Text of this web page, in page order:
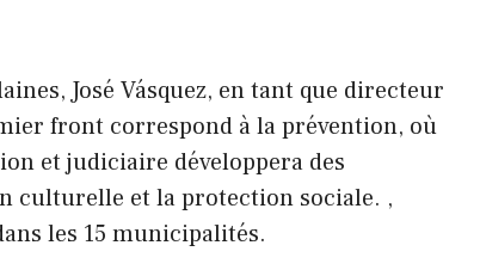
José Vásquez, en tant que directeur
front correspond à la prévention, où
et judiciaire développera des
culturelle et la protection sociale. ,
les 15 municipalités.